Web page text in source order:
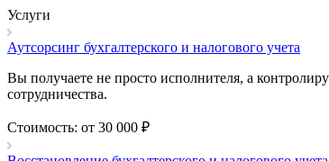
Услуги
Аутсорсинг бухгалтерского и налогового учета
Вы получаете не просто исполнителя, а
сотрудничества.
Стоимость: от 30 000 ₽